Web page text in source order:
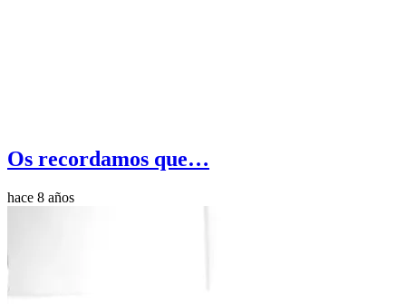
Os recordamos que…
hace 8 años